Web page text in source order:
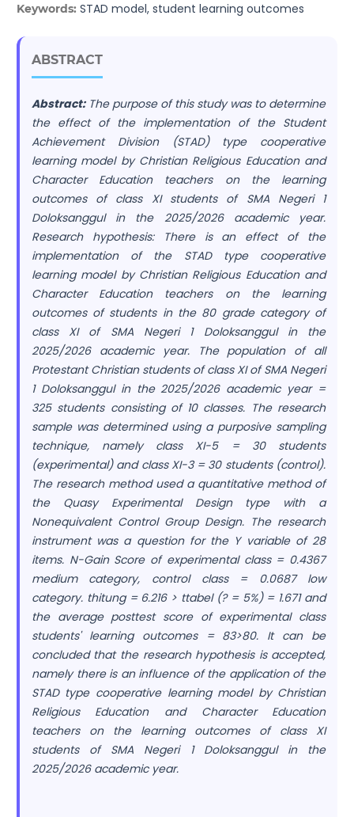
Keywords: STAD model, student learning outcomes
ABSTRACT
Abstract:The purpose of this study was to determine
the effect of the implementation of the Student
Achievement Division (STAD) type cooperative
learning model by Christian Religious Education and
Character Education teachers on the learning
outcomes of class XI students of SMA Negeri 1
Doloksanggul in the 2025/2026 academic year.
Research hypothesis: There is an effect of the
implementation of the STAD type cooperative
learning model by Christian Religious Education and
Character Education teachers on the learning
outcomes of students in the 80 grade category of
class XI of SMA Negeri 1 Doloksanggul in the
2025/2026 academic year. The population of all
Protestant Christian students of class XI of SMA Negeri
1 Doloksanggul in the 2025/2026 academic year =
325 students consisting of 10 classes. The research
sample was determined using a purposive sampling
technique, namely class XI-5 = 30 students
(experimental) and class XI-3 = 30 students (control).
The research method used a quantitative method of
the Quasy Experimental Design type with a
Nonequivalent Control Group Design. The research
instrument was a question for the Y variable of 28
items. N-Gain Score of experimental class = 0.4367
medium category, control class = 0.0687 low
category. thitung = 6.216 > ttabel (? = 5%) = 1.671 and
the average posttest score of experimental class
students' learning outcomes = 83>80. It can be
concluded that the research hypothesis is accepted,
namely there is an influence of the application of the
STAD type cooperative learning model by Christian
Religious Education and Character Education
teachers on the learning outcomes of class XI
students of SMA Negeri 1 Doloksanggul in the
2025/2026 academic year.